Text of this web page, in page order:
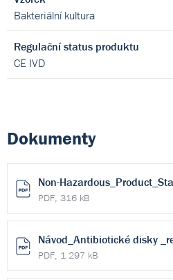
Bakteriální kultura
Regulační status produktu
CE IVD
Dokumenty
Non-
PDF, 316 kB
Návod_Antibiotické disky
PDF, 1 297 kB